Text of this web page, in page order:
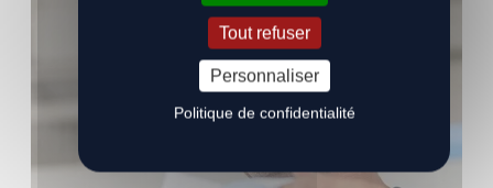
Tout refuser
Personnaliser
Politique de confidentialité